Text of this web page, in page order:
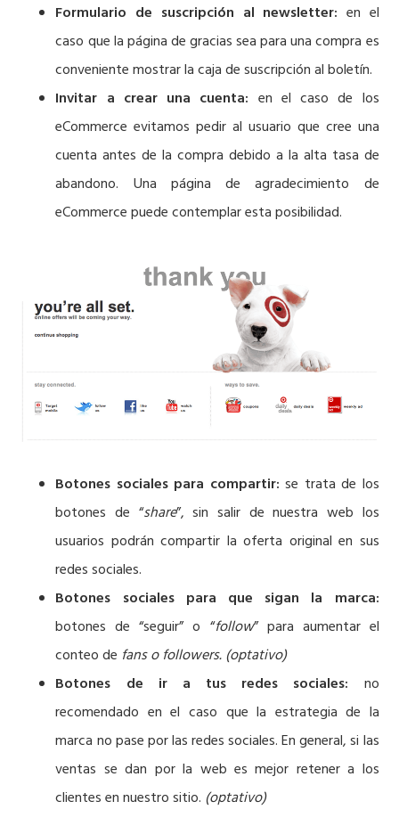
Formulario de suscripción al newsletter: en el
caso que la página de gracias sea para una compra es
conveniente mostrar la caja de suscripción al boletín.
Invitar a crear una cuenta: en el caso de los
eCommerce evitamos pedir al usuario que cree una
cuenta antes de la compra debido a la alta tasa de
abandono. Una página de agradecimiento de
eCommerce puede contemplar esta posibilidad.
Botones sociales para compartir: se trata de los
botones de “share”, sin salir de nuestra web los
usuarios podrán compartir la oferta original en sus
redes sociales.
Botones sociales para que sigan la marca:
botones de “seguir” o “follow” para aumentar el
conteo de fans o followers. (optativo)
Botones de ir a tus redes sociales: no
recomendado en el caso que la estrategia de la
marca no pase por las redes sociales. En general, si las
ventas se dan por la web es mejor retener a los
clientes en nuestro sitio. (optativo)